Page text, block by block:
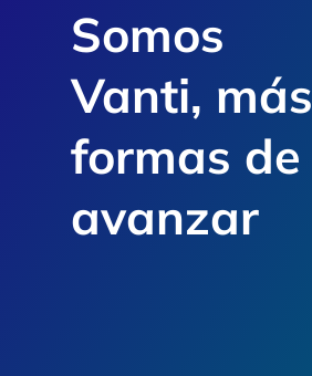
Somos
Vanti, más
formas de
avanzar